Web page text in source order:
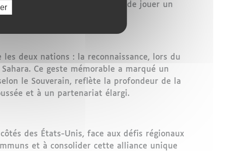
pour leurs peuples, et de jouer un
delà.
deux nations : la reconnaissance, lors du
Ce geste mémorable a marqué un
le Souverain, reflète la profondeur de la
et à un partenariat élargi.
des États-Unis, face aux défis régionaux
et à consolider cette alliance unique